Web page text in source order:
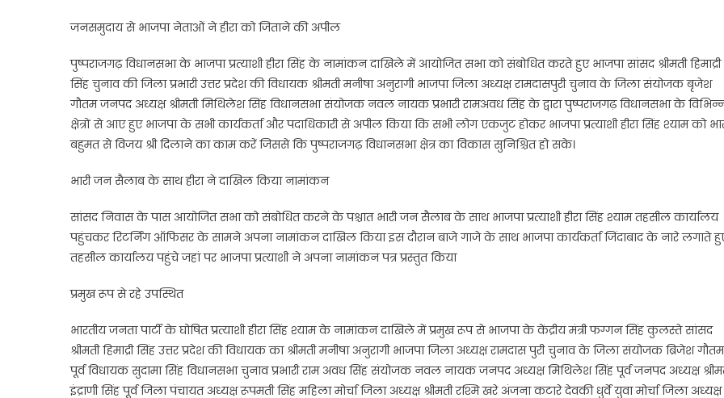
जनसमुदाय से भाजपा नेताओं ने हीरा को जिताने की अपील
पुष्पराजगढ़ विधानसभा के भाजपा प्रत्याशी हीरा सिंह के नामांकन दाखिले में आयोजित सभा को संबोधित करते हुए भाजपा सांसद श्रीमती हिमाद्री
सिंह चुनाव की जिला प्रभारी उत्तर प्रदेश की विधायक श्रीमती मनीषा अनुरागी भाजपा जिला अध्यक्ष रामदासपुरी चुनाव के जिला संयोजक बृजेश
गौतम जनपद अध्यक्ष श्रीमती मिथिलेश सिंह विधानसभा संयोजक नवल नायक प्रभारी रामअवध सिंह के द्वारा पुष्पराजगढ़ विधानसभा के
क्षेत्रों से आए हुए भाजपा के सभी कार्यकर्ता और पदाधिकारी से अपील किया कि सभी लोग एकजुट होकर भाजपा प्रत्याशी हीरा सिंह श्याम को
बहुमत से विजय श्री दिलाने का काम करें जिससे कि पुष्पराजगढ़ विधानसभा क्षेत्र का विकास सुनिश्चित हो सके।
भारी जन सैलाब के साथ हीरा ने दाखिल किया नामांकन
सांसद निवास के पास आयोजित सभा को संबोधित करने के पश्चात भारी जन सैलाब के साथ भाजपा प्रत्याशी हीरा सिंह श्याम तहसील कार्यालय
पहुंचकर रिटर्निंग ऑफिसर के सामने अपना नामांकन दाखिल किया इस दौरान बाजे गाजे के साथ भाजपा कार्यकर्ता जिंदाबाद के नारे लगाते
तहसील कार्यालय पहुंचे जहां पर भाजपा प्रत्याशी ने अपना नामांकन पत्र प्रस्तुत किया
प्रमुख रूप से रहे उपस्थित
भारतीय जनता पार्टी के घोषित प्रत्याशी हीरा सिंह श्याम के नामांकन दाखिले में प्रमुख रूप से भाजपा के केंद्रीय मंत्री फग्गन सिंह कुलस्ते सांसद
श्रीमती हिमाद्री सिंह उत्तर प्रदेश की विधायक का श्रीमती मनीषा अनुरागी भाजपा जिला अध्यक्ष रामदास पुरी चुनाव के जिला संयोजक ब्रिजेश गौतम
पूर्व विधायक सुदामा सिंह विधानसभा चुनाव प्रभारी राम अवध सिंह संयोजक नवल नायक जनपद अध्यक्ष मिथिलेश सिंह पूर्व जनपद अध्यक्ष
इंद्राणी सिंह पूर्व जिला पंचायत अध्यक्ष रूपमती सिंह महिला मोर्चा जिला अध्यक्ष श्रीमती रश्मि खरे अंजना कटारे देवकी धुर्वे युवा मोर्चा जिला अध्यक्ष